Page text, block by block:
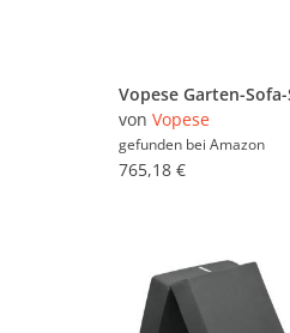
von Vopese
gefunden bei Amazon
765,18 €